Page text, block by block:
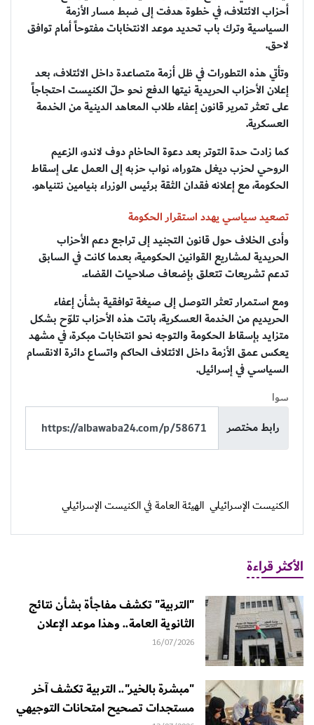
أحزاب الائتلاف، في خطوة هدفت إلى ضبط مسار الأزمة
السياسية وترك باب تحديد موعد الانتخابات مفتوحاً أمام توافق
لاحق.
وتأتي هذه التطورات في ظل أزمة متصاعدة داخل الائتلاف، بعد
إعلان الأحزاب الحريدية نيتها الدفع نحو حلّ الكنيست احتجاجاً
على تعثر تمرير قانون إعفاء طلاب المعاهد الدينية من الخدمة
العسكرية.
كما زادت حدة التوتر بعد دعوة الحاخام دوف لاندو، الزعيم
الروحي لحزب ديغل هتوراه، نواب حزبه إلى العمل على إسقاط
الحكومة، مع إعلانه فقدان الثقة برئيس الوزراء بنيامين نتنياهو.
تصعيد سياسي يهدد استقرار الحكومة
وأدى الخلاف حول قانون التجنيد إلى تراجع دعم الأحزاب
الحريدية لمشاريع القوانين الحكومية، بعدما كانت في السابق
تدعم تشريعات تتعلق بإضعاف صلاحيات القضاء.
ومع استمرار تعثر التوصل إلى صيغة توافقية بشأن إعفاء
الحريديم من الخدمة العسكرية، باتت هذه الأحزاب تلوّح بشكل
متزايد بإسقاط الحكومة والتوجه نحو انتخابات مبكرة، في مشهد
يعكس عمق الأزمة داخل الائتلاف الحاكم واتساع دائرة الانقسام
السياسي في إسرائيل.
سوا
رابط مختصر
الكنيست الإسرائيلي الهيئة العامة في الكنيست الإسرائيلي
الأكثر قراءة
"التربية" تكشف مفاجأة بشأن نتائج
الثانوية العامة.. وهذا موعد الإعلان
16/07/2026
"مبشرة بالخير".. التربية تكشف آخر
مستجدات تصحيح امتحانات التوجيهي